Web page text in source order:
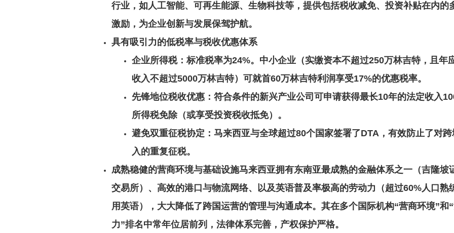
行业，如人工智能、可再生能源、生物科技等，提供包括税收减免、投资补贴在内的
激励，为企业创新与发展保驾护航。
具有吸引力的低税率与税收优惠体系
企业所得税：标准税率为24%。中小企业（实缴资本不超过250万林吉特，且年
收入不超过5000万林吉特）可就首60万林吉特利润享受17%的优惠税率。
先锋地位税收优惠 ：符合条件的新兴产业公司可申请获得最长10年的法定收入
所得税免除（或享受投资税收抵免）。
避免双重征税协定 ：马来西亚与全球超过80个国家签署了DTA，有效防止了对
入的重复征税。
成熟稳健的营商环境与基础设施马来西亚拥有东南亚最成熟的金融体系之一（吉隆坡
交易所）、高效的港口与物流网络、以及英语普及率极高的劳动力（超过60%人口熟
用英语），大大降低了跨国运营的管理与沟通成本。其在多个国际机构“营商环境”和
力”排名中常年位居前列，法律体系完善，产权保护严格。